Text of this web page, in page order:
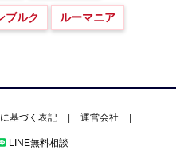
ブルク ルーマニア
基づく表記 運営会社
LINE無料相談